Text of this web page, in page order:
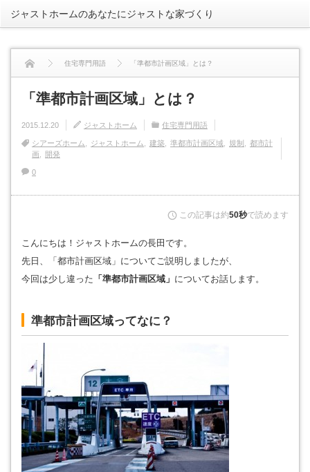
ジャストホームのあなたにジャストな家づくり
住宅専門用語 「準都市計画区域」とは？
「準都市計画区域」とは？
2015.12.20 ジャストホーム 住宅専門用語
シアーズホーム ジャストホーム 建築 準都市計画区域 規制
都市計
画
開発
0
この記事は約50秒で読めます
こんにちは！ジャストホームの長田です。
先日、「都市計画区域」についてご説明しましたが、
今回は少し違った 「準都市計画区域」 についてお話します。
準都市計画区域ってなに？